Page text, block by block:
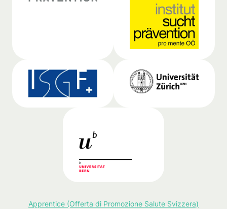
Apprentice (Offerta di Promozione Salute Svizzera)